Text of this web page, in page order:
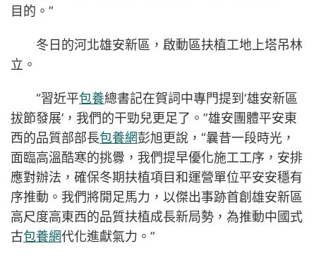
目的。”
冬日的河北雄安新區，啟動區扶植工地上塔吊林
立。
“習近平包養總書記在賀詞中專門提到‘雄安新區
拔節發展’，我們的干勁兒更足了。”雄安團體平安東
西的品質部部長包養網彭旭更說，“曩昔一段時光，
面臨高溫酷寒的挑釁，我們提早優化施工工序，安排
應對辦法，確保冬期扶植項目和運營單位平安安穩有
序推動。我們將開足馬力，以傑出事跡首創雄安新區
高尺度高東西的品質扶植成長新局勢，為推動中國式
古包養網代化進獻氣力。”